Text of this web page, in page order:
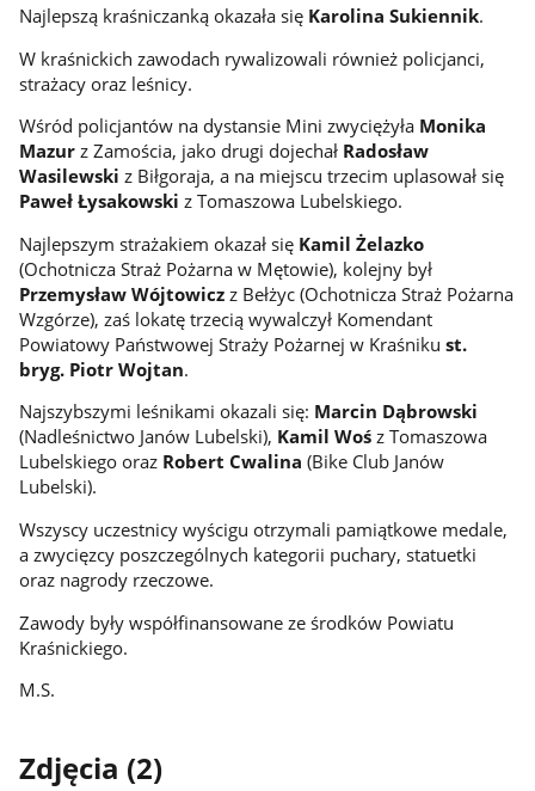
Najlepszą kraśniczanką okazała się Karolina Sukiennik.
W kraśnickich zawodach rywalizowali również policjanci,
strażacy oraz leśnicy.
Wśród policjantów na dystansie Mini zwyciężyła Monika
Mazurz Zamościa, jako drugi dojechał Radosław
Wasilewski z Biłgoraja, a na miejscu trzecim uplasował się
Paweł Łysakowski z Tomaszowa Lubelskiego.
Najlepszym strażakiem okazał się Kamil Żelazko
(Ochotnicza Straż Pożarna w Mętowie), kolejny był
Przemysław Wójtowiczz Bełżyc (Ochotnicza Straż Pożarna
Wzgórze), zaś lokatę trzecią wywalczył Komendant
Powiatowy Państwowej Straży Pożarnej w Kraśniku st.
bryg. Piotr Wojtan.
Najszybszymi leśnikami okazali się: Marcin Dąbrowski
(Nadleśnictwo Janów Lubelski), Kamil Wośz Tomaszowa
Lubelskiego oraz Robert Cwalina (Bike Club Janów
Lubelski).
Wszyscy uczestnicy wyścigu otrzymali pamiątkowe medale,
a zwycięzcy poszczególnych kategorii puchary, statuetki
oraz nagrody rzeczowe.
Zawody były współfinansowane ze środków Powiatu
Kraśnickiego.
M.S.
Zdjęcia (2)